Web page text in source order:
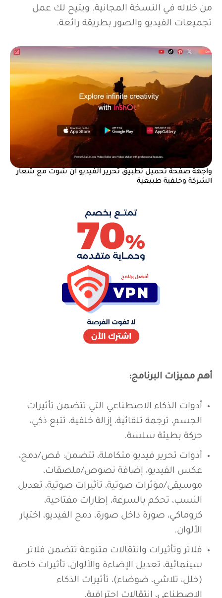
من خلاله في النسخة المجانية. ويتيح لك عمل
تجميعات الفيديو والصور بطريقة رائعة.
واجهة صفحة تحميل تطبيق تحرير الفيديو ان شوت مع شعار
الشركة وخلفية طبيعية
أهم مميزات البرنامج:
أدوات الذكاء الاصطناعي التي تتضمن تأثيرات
الجسم، ترجمة تلقائية، إزالة خلفية، تتبع ذكي،
حركة بطيئة سلسة.
أدوات تحرير فيديو متكاملة، تتضمن: قص/دمج،
عكس الفيديو، إضافة نصوص/ملصقات،
موسيقى/مؤثرات صوتية، تأثيرات صوتية، تعديل
النسب، تحكم بالسرعة، إطارات مفتاحية،
كروماكي، صورة داخل صورة، دمج الفيديو، اختيار
الألوان.
فلاتر وتأثيرات وانتقالات متنوعة تتضمن فلاتر
سينمائية، تعديل الإضاءة والألوان، تأثيرات خاصة
(خلل، تلاشي، ضوضاء)، تأثيرات الذكاء
الاصطناعي، انتقالات احترافية.